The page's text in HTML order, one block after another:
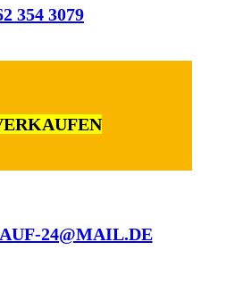
354 3079
24@MAIL.DE